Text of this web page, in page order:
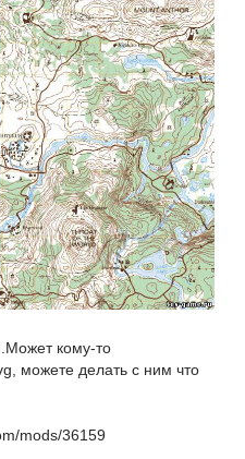
кому-то
можете делать с ним что
mods/36159